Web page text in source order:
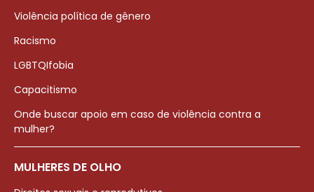
Violência política de gênero
Racismo
LGBTQIfobia
Capacitismo
Onde buscar apoio em caso de violência contra a
mulher?
MULHERES DE OLHO